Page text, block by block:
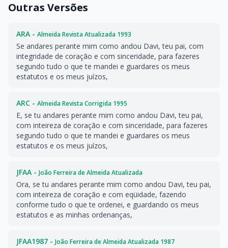
Outras Versões
ARA - Almeida Revista Atualizada 1993
Se andares perante mim como andou Davi, teu pai, com
integridade de coração e com sinceridade, para fazeres
segundo tudo o que te mandei e guardares os meus
estatutos e os meus juízos,
ARC - Almeida Revista Corrigida 1995
E, se tu andares perante mim como andou Davi, teu pai,
com inteireza de coração e com sinceridade, para fazeres
segundo tudo o que te mandei e guardares os meus
estatutos e os meus juízos,
JFAA - João Ferreira de Almeida Atualizada
Ora, se tu andares perante mim como andou Davi, teu pai,
com inteireza de coração e com eqüidade, fazendo
conforme tudo o que te ordenei, e guardando os meus
estatutos e as minhas ordenanças,
JFAA1987 - João Ferreira de Almeida Atualizada 1987